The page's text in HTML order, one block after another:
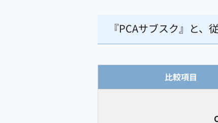
『PCAサブスク』と
比較項目